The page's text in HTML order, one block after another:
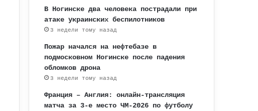
В Ногинске два человека пострадали при
атаке украинских беспилотников
3 недели тому назад
Пожар начался на нефтебазе в
подмосковном Ногинске после падения
обломков дрона
3 недели тому назад
Франция – Англия: онлайн-трансляция
матча за 3-е место ЧМ-2026 по футболу